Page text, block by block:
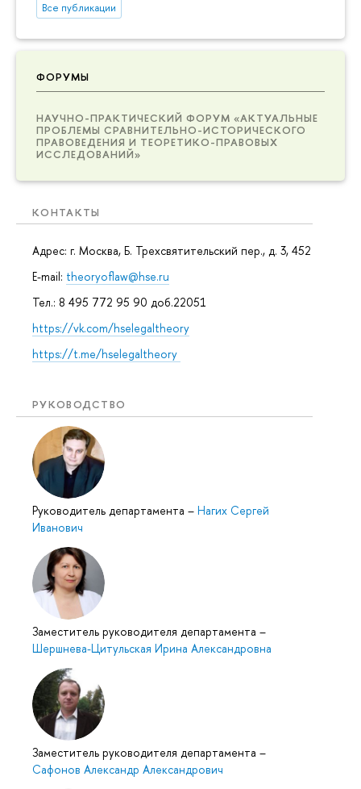
Все публикации
ФОРУМЫ
НАУЧНО-ПРАКТИЧЕСКИЙ ФОРУМ «АКТУАЛЬНЫЕ
ПРОБЛЕМЫ СРАВНИТЕЛЬНО-ИСТОРИЧЕСКОГО
ПРАВОВЕДЕНИЯ И ТЕОРЕТИКО-ПРАВОВЫХ
ИССЛЕДОВАНИЙ»
КОНТАКТЫ
Адрес: г. Москва, Б. Трехсвятительский пер., д. 3, 452
E-mail: theoryoflaw@hse.ru
Тел.: 8 495 772 95 90 доб.22051
https://vk.com/hselegaltheory
https://t.me/hselegaltheory
РУКОВОДСТВО
Руководитель департамента – Нагих Сергей
Иванович
Заместитель руководителя департамента –
Шершнева-Цитульская Ирина Александровна
Заместитель руководителя департамента –
Сафонов Александр Александрович